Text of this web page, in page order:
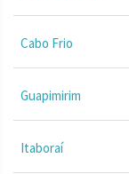
Cabo Frio
Guapimirim
Itaboraí